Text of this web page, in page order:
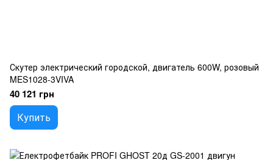
Скутер электрический городской, двигатель 600W, розовый
MES1028-3VIVA
40 121 грн
Купить